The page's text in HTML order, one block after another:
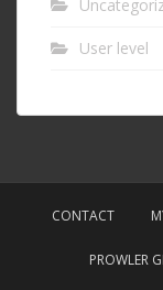
User level
CONTACT
PROWLER